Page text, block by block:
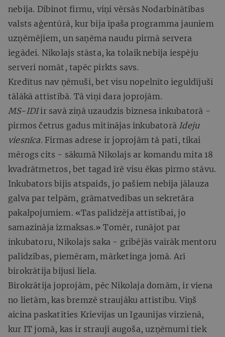
nebija. Dibinot firmu, viņi vērsās Nodarbinātības
valsts aģentūrā, kur bija īpaša programma jauniem
uzņēmējiem, un saņēma naudu pirmā servera
iegādei. Nikolajs stāsta, ka tolaik nebija iespēju
serveri nomāt, tapēc pirkts savs.
Kredītus nav ņēmuši, bet visu nopelnīto ieguldījuši
tālākā attīstībā. Tā viņi dara joprojām.
MS-IDIir savā ziņā uzaudzis biznesa inkubatorā -
pirmos četrus gadus mitinājas inkubatorā Ideju
viesnīca. Firmas adrese ir joprojām tā pati, tikai
mērogs cits - sākumā Nikolajs ar komandu mita 18
kvadrātmetros, bet tagad īrē visu ēkas pirmo stāvu.
Inkubators bijis atspaids, jo pašiem nebija jālauza
galva par telpām, grāmatvedības un sekretāra
pakalpojumiem. «Tas palīdzēja attīstībai, jo
samazināja izmaksas.» Tomēr, runājot par
inkubatoru, Nikolajs saka - gribējās vairāk mentoru
palīdzības, piemēram, mārketinga jomā. Arī
birokrātija bijusi liela.
Birokrātija joprojām, pēc Nikolaja domām, ir viena
no lietām, kas bremzē straujāku attīstību. Viņš
aicina paskatīties Krievijas un Igaunijas virzienā,
kur IT jomā, kas ir strauji augoša, uzņēmumi tiek